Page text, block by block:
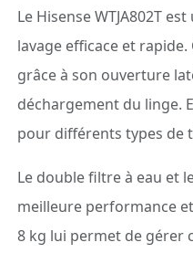
Le Hisense WTJA802T
lavage efficace et rapide.
grâce à son ouverture
déchargement du linge.
pour différents types de
Le double filtre à eau et
meilleure performance
8 kg lui permet de gérer